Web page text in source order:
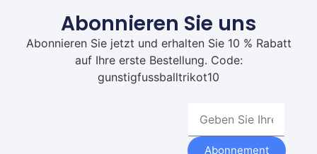
Abonnieren Sie uns
Abonnieren Sie jetzt und erhalten Sie 10 % Rabatt
auf Ihre erste Bestellung. Code:
gunstigfussballtrikot10
Abonnement